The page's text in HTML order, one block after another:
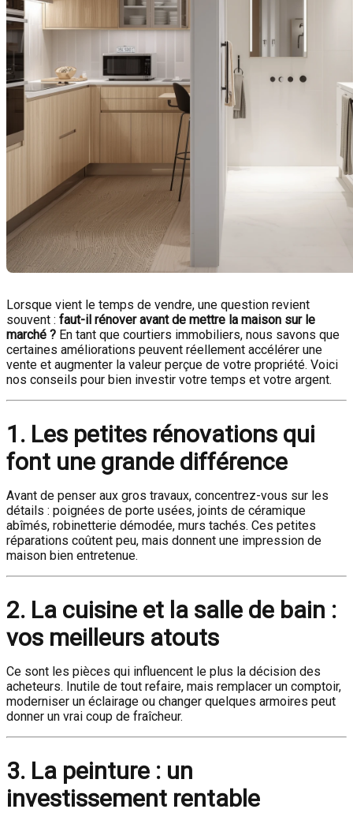
Lorsque vient le temps de vendre, une question revient
souvent : faut-il rénover avant de mettre la maison sur le
marché ? En tant que courtiers immobiliers, nous savons que
certaines améliorations peuvent réellement accélérer une
vente et augmenter la valeur perçue de votre propriété. Voici
nos conseils pour bien investir votre temps et votre argent.
1. Les petites rénovations qui
font une grande différence
Avant de penser aux gros travaux, concentrez-vous sur les
détails : poignées de porte usées, joints de céramique
abîmés, robinetterie démodée, murs tachés. Ces petites
réparations coûtent peu, mais donnent une impression de
maison bien entretenue.
2. La cuisine et la salle de bain :
vos meilleurs atouts
Ce sont les pièces qui influencent le plus la décision des
acheteurs. Inutile de tout refaire, mais remplacer un comptoir,
moderniser un éclairage ou changer quelques armoires peut
donner un vrai coup de fraîcheur.
3. La peinture : un
investissement rentable